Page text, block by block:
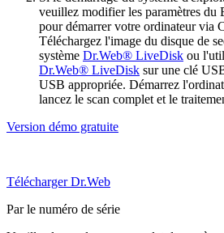
veuillez modifier les paramètres du
pour démarrer votre ordinateur
Téléchargez l'image du disque de
système Dr.Web® LiveDisk ou
Dr.Web® LiveDisk sur une clé
USB appropriée. Démarrez
lancez le scan complet et le
Version démo gratuite
Télécharger Dr.Web
Par le numéro de série